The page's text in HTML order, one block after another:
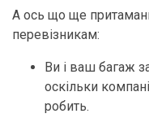
А ось що ще
перевізникам:
Ви і ваш багаж
оскільки
робить.